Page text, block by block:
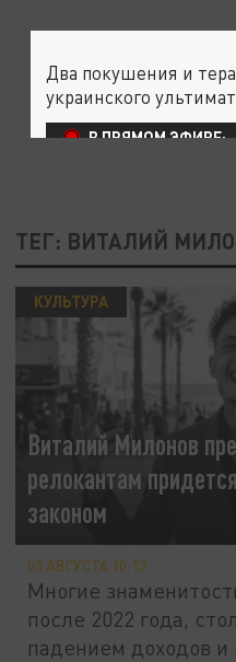
ТЕГ: ВИТАЛИЙ
Виталий Милонов
релокантам
законом
КУЛЬТУРА
03 АВГУСТА 10:13
Многие
после 2022 года,
падением доходов и
Два покушения и
украинского
В ПРЯМОМ ЭФИРЕ: